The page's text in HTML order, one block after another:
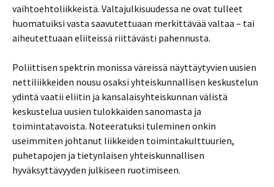
vaihtoehtoliikkeistä. Valtajulkisuudessa ne ovat tulleet
huomatuiksi vasta saavutettuaan merkittävää valtaa – tai
aiheutettuaan eliiteissä riittävästi pahennusta.
Poliittisen spektrin monissa väreissä näyttäytyvien uusien
nettiliikkeiden nousu osaksi yhteiskunnallisen keskustelun
ydintä vaatii eliitin ja kansalaisyhteiskunnan välistä
keskustelua uusien tulokkaiden sanomasta ja
toimintatavoista. Noteeratuksi tuleminen onkin
useimmiten johtanut liikkeiden toimintakulttuurien,
puhetapojen ja tietynlaisen yhteiskunnallisen
hyväksyttävyyden julkiseen ruotimiseen.